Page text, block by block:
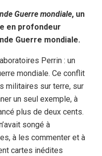
Guerre mondiale, un
en profondeur
Guerre mondiale.
Perrin : un
mondiale. Ce conflit
militaires sur terre, sur
un seul exemple, à
plus de deux cents.
songé à
à les commenter et à
cartes inédites